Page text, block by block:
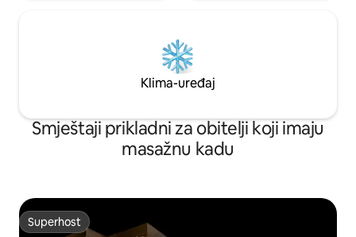
Klima-uređaj
Smještaji prikladni za obitelji koji imaju
masažnu kadu
Superhost
Superhost